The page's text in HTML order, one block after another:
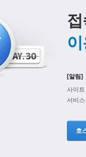
[알림]
사이
서비
호